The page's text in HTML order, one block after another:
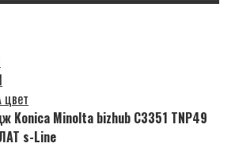
цвет
Konica Minolta bizhub C3351 TNP49
s-Line